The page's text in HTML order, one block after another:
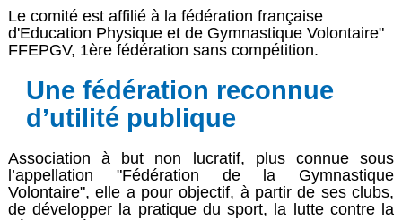
Le comité est affilié à la fédération française
d'Education Physique et de Gymnastique Volontaire"
FFEPGV, 1ère fédération sans compétition.
Une fédération reconnue
d’utilité publique
Association à but non lucratif, plus connue sous
l’appellation "Fédération de la Gymnastique
Volontaire", elle a pour objectif, à partir de ses clubs,
de développer la pratique du sport, la lutte contre la